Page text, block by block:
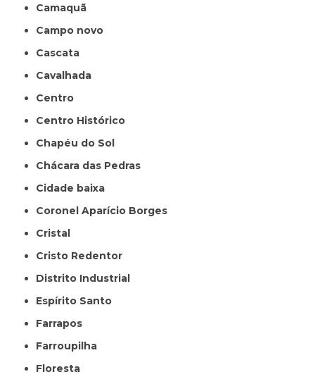
Camaquã
Campo novo
Cascata
Cavalhada
Centro
Centro Histórico
Chapéu do Sol
Chácara das Pedras
Cidade baixa
Coronel Aparício Borges
Cristal
Cristo Redentor
Distrito Industrial
Espírito Santo
Farrapos
Farroupilha
Floresta